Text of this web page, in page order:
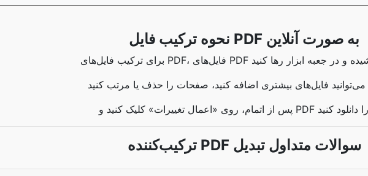
نحوه ترکیب فایل PDF به صورت آنلاین
ترکیب‌کننده PDF سوالات متداول تبدیل